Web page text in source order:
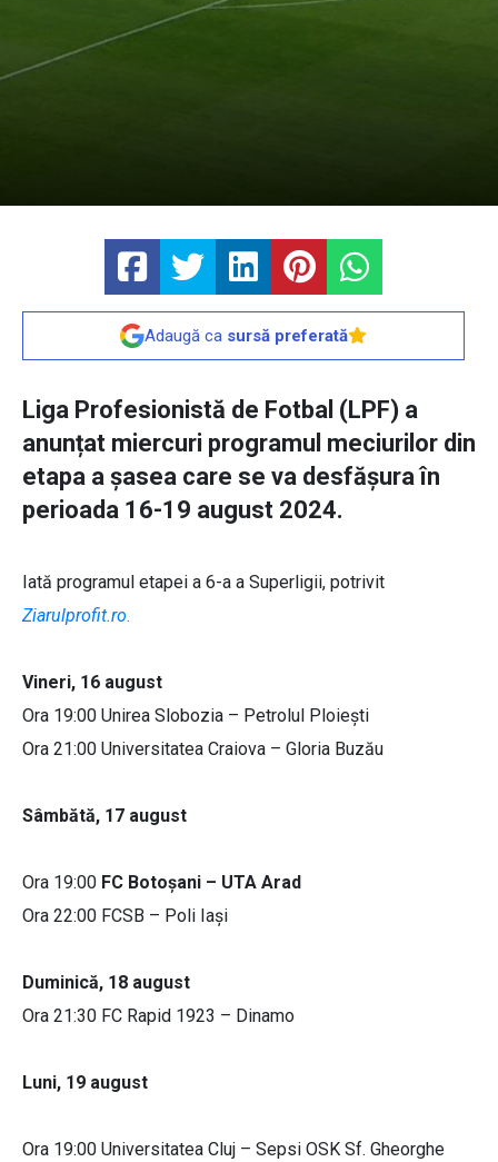
Adaugă ca sursă preferată
Liga Profesionistă de Fotbal (LPF) a
anunțat miercuri programul meciurilor din
etapa a șasea care se va desfășura în
perioada 16-19 august 2024.
Iată programul etapei a 6-a a Superligii, potrivit
Ziarulprofit.ro.
Vineri, 16 august
Ora 19:00 Unirea Slobozia – Petrolul Ploiești
Ora 21:00 Universitatea Craiova – Gloria Buzău
Sâmbătă, 17 august
Ora 19:00 FC Botoșani – UTA Arad
Ora 22:00 FCSB – Poli Iași
Duminică, 18 august
Ora 21:30 FC Rapid 1923 – Dinamo
Luni, 19 august
Ora 19:00 Universitatea Cluj – Sepsi OSK Sf. Gheorghe